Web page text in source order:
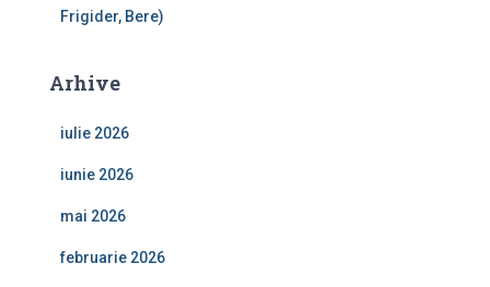
Frigider, Bere)
Arhive
iulie 2026
iunie 2026
mai 2026
februarie 2026